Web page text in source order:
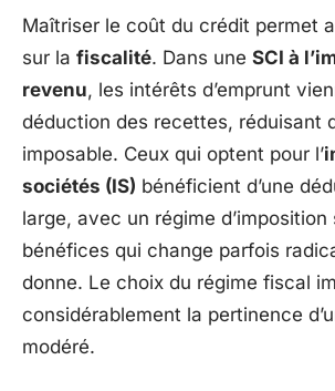
Maîtriser le coût du crédit permet
sur la fiscalité. Dans une SCI à
revenu, les intérêts d’emprunt
déduction des recettes, réduisant
imposable. Ceux qui optent pour l’
sociétés (IS) bénéficient d’une
large, avec un régime d’imposition
bénéfices qui change parfois
donne. Le choix du régime fiscal
considérablement la pertinence
modéré.